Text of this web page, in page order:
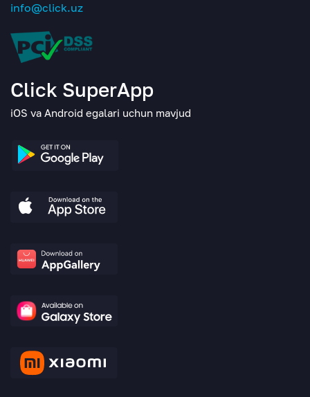
info@click.uz
Click SuperApp
iOS va Android egalari uchun mavjud